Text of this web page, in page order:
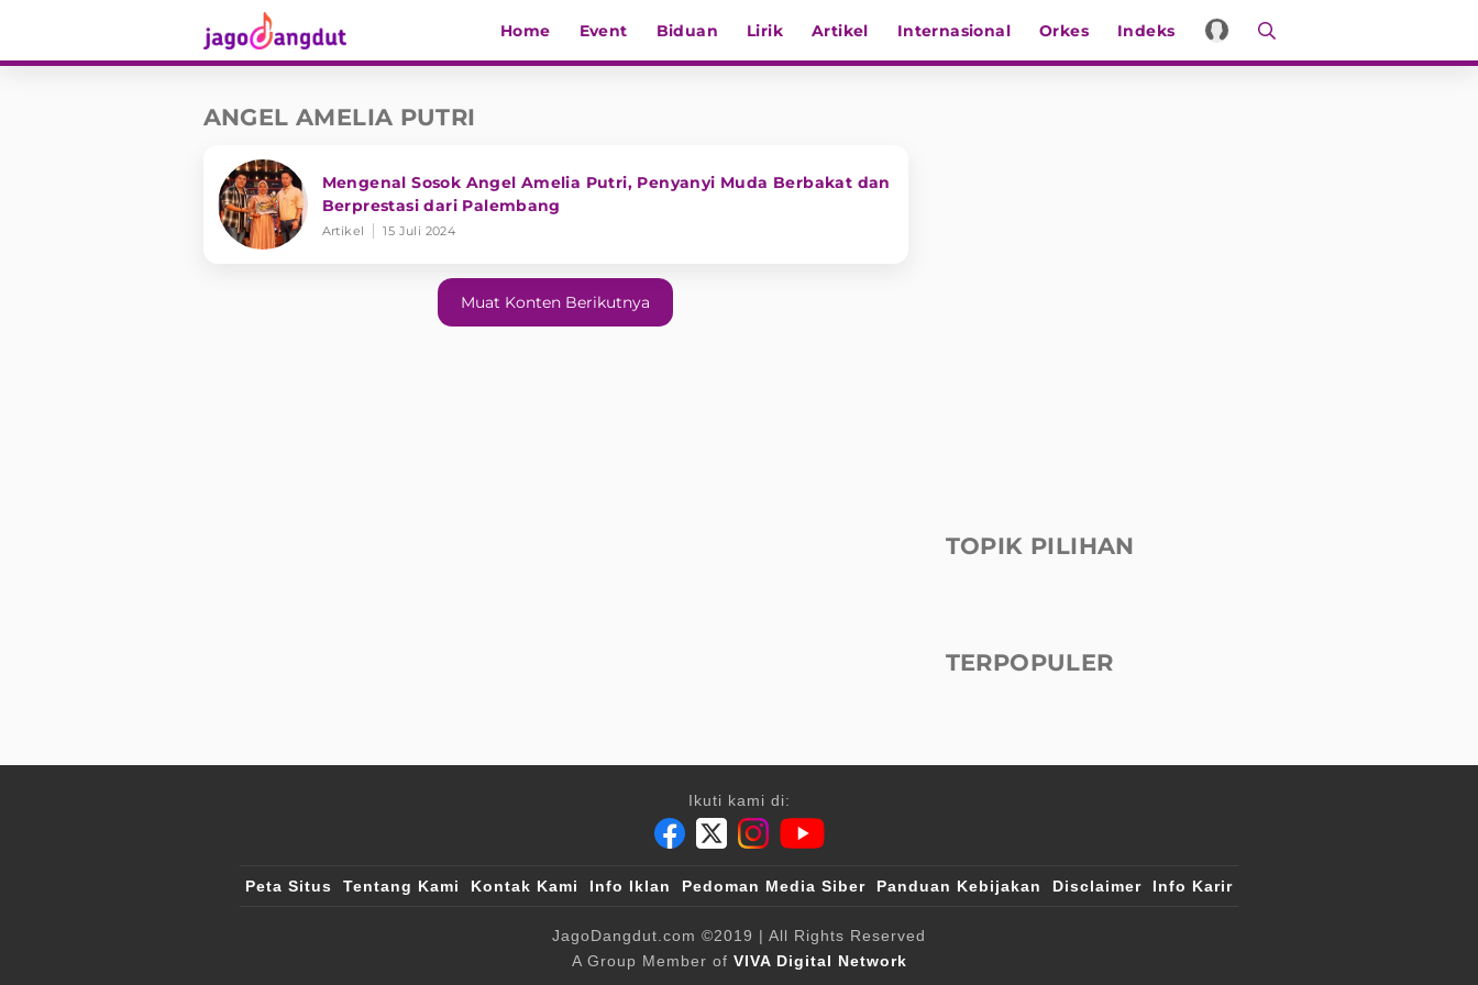
Home Event Biduan Lirik Artikel Internasional Orkes Indeks
ANGEL AMELIA PUTRI
Mengenal Sosok Angel Amelia Putri, Penyanyi Muda Berbakat dan
Berprestasi dari Palembang
Artikel 15 Juli 2024
Muat Konten Berikutnya
TOPIK PILIHAN
TERPOPULER
Ikuti kami di:
Peta Situs Tentang Kami Kontak Kami Info Iklan Pedoman Media Siber Panduan Kebijakan Disclaimer Info Karir
JagoDangdut.com ©2019 | All Rights Reserved
A Group Member of VIVA Digital Network